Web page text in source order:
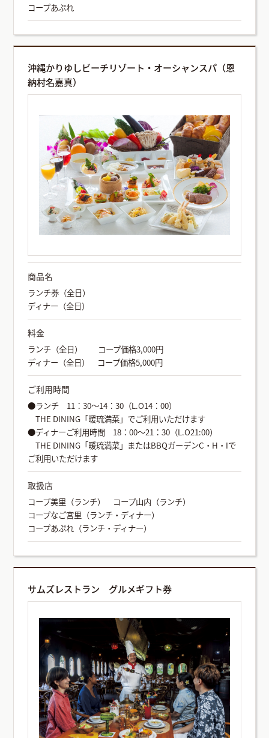
コープあぷれ
沖縄かりゆしビーチリゾート・オーシャンスパ（恩
納村名嘉真）
商品名
ランチ券（全日）
ディナー（全日）
料金
ランチ（全日） コープ価格3,000円
ディナー（全日） コープ価格5,000円
ご利用時間
●ランチ 11：30～14：30（L.O14：00）
THE DINING「暖琉満菜」でご利用いただけます
●ディナーご利用時間 18：00～21：30（L.O21:00）
THE DINING「暖琉満菜」またはBBQガーデンC・H・Iで
ご利用いただけます
取扱店
コープ美里（ランチ） コープ山内（ランチ）
コープなご宮里（ランチ・ディナー）
コープあぷれ（ランチ・ディナー）
サムズレストラン グルメギフト券